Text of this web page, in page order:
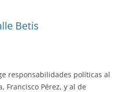
Betis
responsabilidades políticas al
Francisco Pérez, y al de